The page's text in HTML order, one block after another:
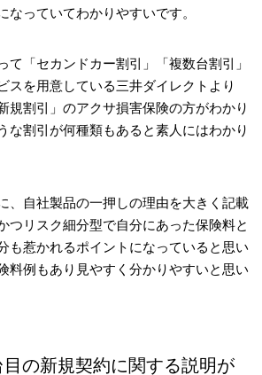
なっていてわかりやすいです。
て「セカンドカー割引」「複数台割引」
スを用意している三井ダイレクトより
規割引」のアクサ損害保険の方がわかり
な割引が何種類もあると素人にはわかり
、自社製品の一押しの理由を大きく記載
つリスク細分型で自分にあった保険料と
も惹かれるポイントになっていると思い
料例もあり見やすく分かりやすいと思い
目の新規契約に関する説明が